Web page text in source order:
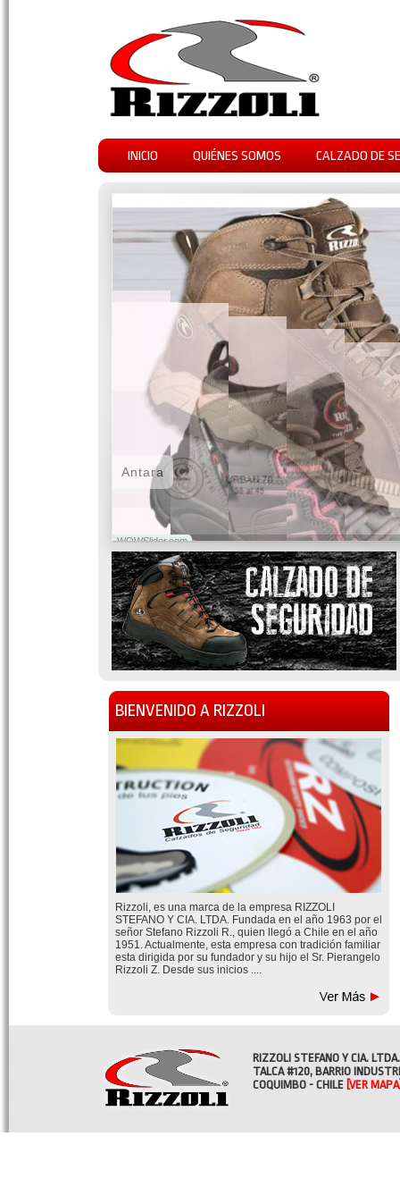
INICIO QUIÉNES SOMOS CALZADO DE
WOWSlider.com
Antara
BIENVENIDO A RIZZOLI
Rizzoli, es una marca de la empresa RIZZOLI
STEFANO Y CIA. LTDA. Fundada en el año 1963 por el
señor Stefano Rizzoli R., quien llegó a Chile en el año
1951. Actualmente, esta empresa con tradición familiar
esta dirigida por su fundador y su hijo el Sr. Pierangelo
Rizzoli Z. Desde sus inicios ....
RIZZOLI STEFANO Y CIA. LTDA.
TALCA #120, BARRIO
COQUIMBO - CHILE [VER